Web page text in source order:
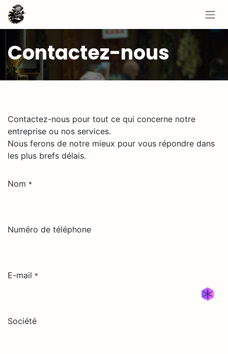
Se rendre au contenu
Contactez-nous
Contactez-nous pour tout ce qui concerne notre
entreprise ou nos services.
Nous ferons de notre mieux pour vous répondre dans
les plus brefs délais.
Nom *
Numéro de téléphone
E-mail *
Société